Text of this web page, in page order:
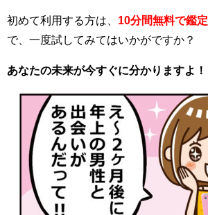
初めて利用する方は、 10分間無料で鑑定
で、一度試してみてはいかがですか？
あなたの未来が今すぐに分かりますよ！